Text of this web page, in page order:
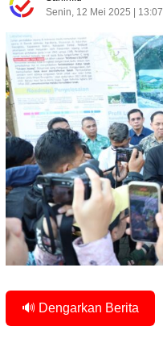
Senin, 12 Mei 2025 |
🔊 Dengarkan Berita